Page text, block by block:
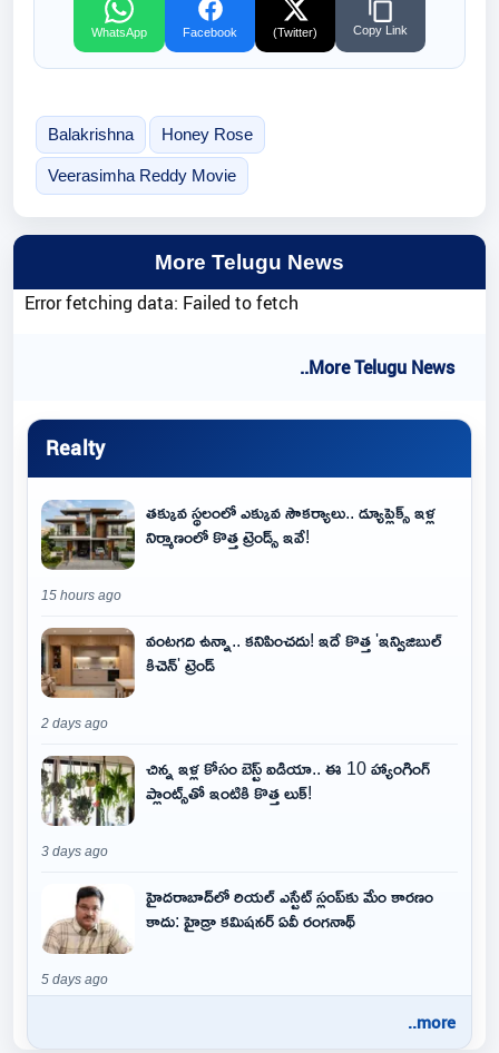
WhatsApp Facebook (Twitter) Copy Link
Balakrishna Honey Rose
Veerasimha Reddy Movie
More Telugu News
Error fetching data: Failed to fetch
..More Telugu News
Realty
తక్కువ స్థలంలో ఎక్కువ సౌకర్యాలు.. డ్యూప్లెక్స్ ఇళ్ల
నిర్మాణంలో కొత్త ట్రెండ్స్ ఇవే!
15 hours ago
వంటగది ఉన్నా.. కనిపించదు! ఇదే కొత్త 'ఇన్విజిబుల్
కిచెన్' ట్రెండ్
2 days ago
చిన్న ఇళ్ల కోసం బెస్ట్ ఐడియా.. ఈ 10 హ్యాంగింగ్
ప్లాంట్స్‌తో ఇంటికి కొత్త లుక్!
3 days ago
హైదరాబాద్‌లో రియల్ ఎస్టేట్ స్లంప్‌కు మేం కారణం
కాదు: హైడ్రా కమిషనర్ ఏవీ రంగనాథ్
5 days ago
..more